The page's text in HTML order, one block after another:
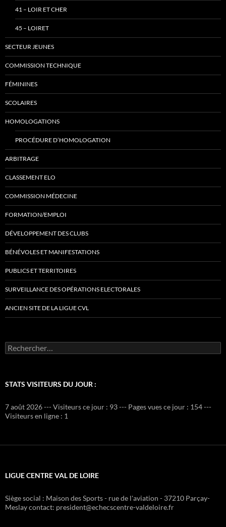
41 – LOIR ET CHER
45 – LOIRET
SECTEUR JEUNES
COMMISSION TECHNIQUE
FÉMININES
SCOLAIRES
HOMOLOGATIONS
PROCÉDURE D’HOMOLOGATION
ARBITRAGE
CLASSEMENT ELO
COMMISSION MÉDECINE
FORMATION/EMPLOI
DÉVELOPPEMENT DES CLUBS
BÉNÉVOLES ET MANIFESTATIONS
PUBLICS ET TERRITOIRES
SURVEILLANCE DES OPÉRATIONS ELECTORALES
ANCIEN SITE DE LA LIGUE CVL
Rechercher :
STATS VISITEURS DU JOUR :
7 août 2026 --- Visiteurs ce jour : 93 --- Pages vues ce jour : 154 ---
Visiteurs en ligne : 1
LIGUE CENTRE VAL DE LOIRE
Siège social : Maison des Sports - rue de l'aviation - 37210 Parçay-
Meslay contact: president@echecscentre-valdeloire.fr